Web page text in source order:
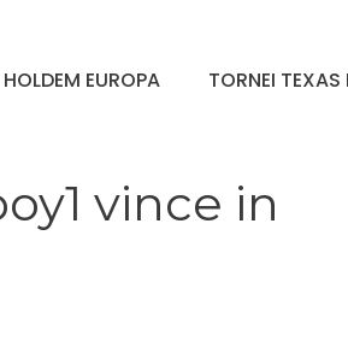
EUROPA TORNEI
vince in